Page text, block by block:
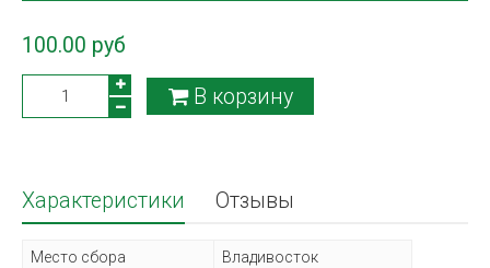
100.00 руб
В корзину
Характеристики Отзывы
Место сбора Владивосток